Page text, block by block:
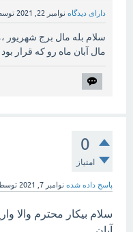
دارای دیدگاه نوامبر 22, 2021
سلام بله مال برج شهریور
مال آبان ماه رو که قرار
0
امتیاز
پاسخ داده شده نوامبر 7, 2021 توسط